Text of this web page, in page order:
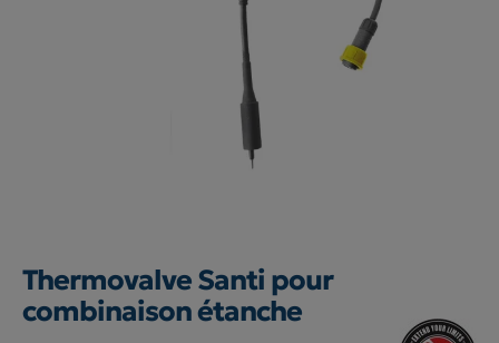
Thermovalve Santi pour
combinaison étanche